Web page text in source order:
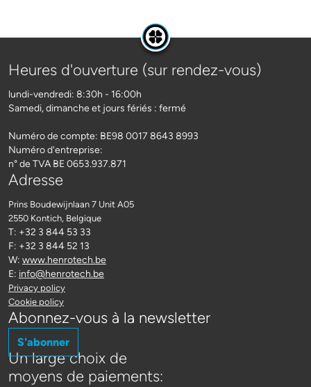
Heures d'ouverture (sur rendez-vous)
lundi-vendredi: 8:30h - 16:00h
Samedi, dimanche et jours fériés : fermé
Numéro de compte: BE98 0017 8643 8993
Numéro d'entreprise:
n° de TVA BE 0653.937.871
Adresse
Prins Boudewijnlaan 7 Unit A05
2550 Kontich, Belgique
T: +32 3 844 53 33
F: +32 3 844 52 13
W: www.henrotech.be
E: info@henrotech.be
Privacy policy
Cookie policy
Abonnez-vous à la newsletter
S'abonner
Un large choix de
moyens de paiements: